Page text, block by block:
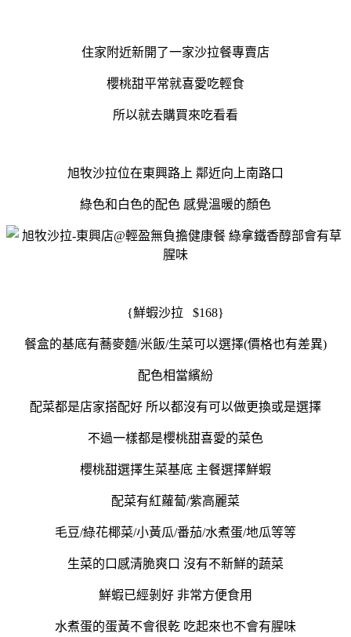
住家附近新開了一家沙拉餐專賣店
櫻桃甜平常就喜愛吃輕食
所以就去購買來吃看看
旭牧沙拉位在東興路上 鄰近向上南路口
綠色和白色的配色 感覺溫暖的顏色
{鮮蝦沙拉 $168}
餐盒的基底有蕎麥麵/米飯/生菜可以選擇(價格也有差異)
配色相當繽紛
配菜都是店家搭配好 所以都沒有可以做更換或是選擇
不過一樣都是櫻桃甜喜愛的菜色
櫻桃甜選擇生菜基底 主餐選擇鮮蝦
配菜有紅蘿蔔/紫高麗菜
毛豆/綠花椰菜/小黃瓜/番茄/水煮蛋/地瓜等等
生菜的口感清脆爽口 沒有不新鮮的蔬菜
鮮蝦已經剝好 非常方便食用
水煮蛋的蛋黃不會很乾 吃起來也不會有腥味